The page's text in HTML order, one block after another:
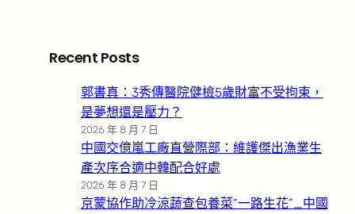
Recent Posts
郭書真：3秀傳醫院健檢5歲財富不受拘束，
是夢想還是壓力？
2026 年 8 月 7 日
中國交億嵐工廠直營際部：維護傑出漁業生
產次序合適中韓配合好處
2026 年 8 月 7 日
京蒙協作助冷涼蔬查包養菜“一路生花”_中國